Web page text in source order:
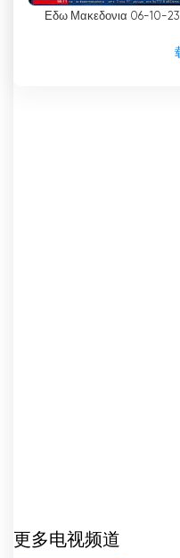
容确保每个人都能找
Εδω Μακεδονια 06-10-23
更多电视频道